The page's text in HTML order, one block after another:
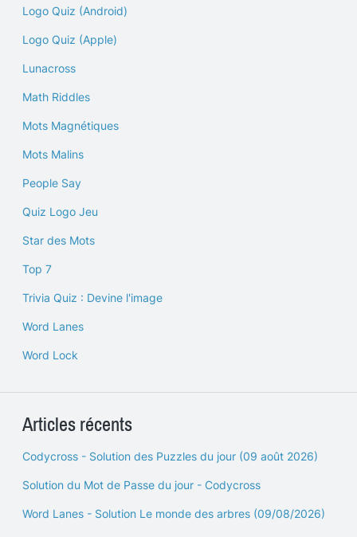
Logo Quiz (Android)
Logo Quiz (Apple)
Lunacross
Math Riddles
Mots Magnétiques
Mots Malins
People Say
Quiz Logo Jeu
Star des Mots
Top 7
Trivia Quiz : Devine l'image
Word Lanes
Word Lock
Articles récents
Codycross - Solution des Puzzles du jour (09 août 2026)
Solution du Mot de Passe du jour - Codycross
Word Lanes - Solution Le monde des arbres (09/08/2026)